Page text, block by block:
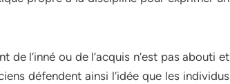
l’inné ou de l’acquis n’est pas abouti et
défendent ainsi l’idée que les individus